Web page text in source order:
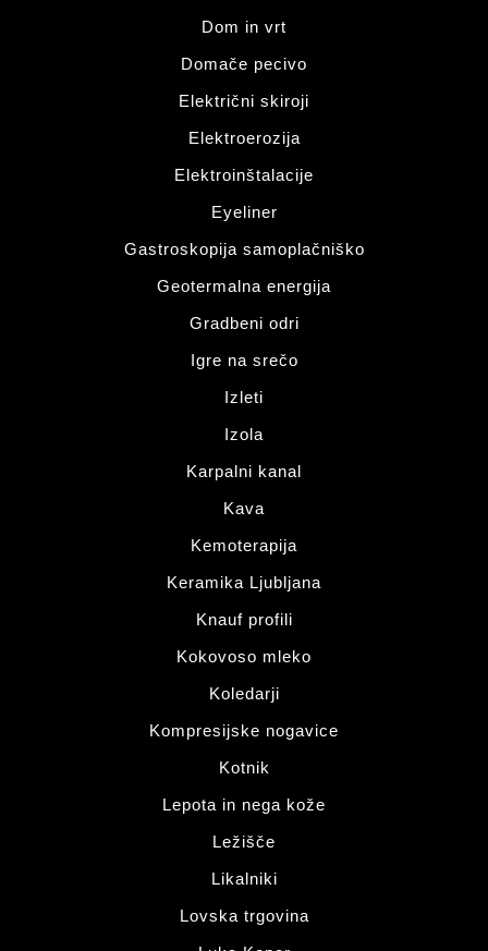
Dom in vrt
Domače pecivo
Električni skiroji
Elektroerozija
Elektroinštalacije
Eyeliner
Gastroskopija samoplačniško
Geotermalna energija
Gradbeni odri
Igre na srečo
Izleti
Izola
Karpalni kanal
Kava
Kemoterapija
Keramika Ljubljana
Knauf profili
Kokovoso mleko
Koledarji
Kompresijske nogavice
Kotnik
Lepota in nega kože
Ležišče
Likalniki
Lovska trgovina